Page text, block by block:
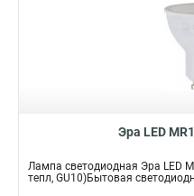
Эра LED
Лампа светодиодная Эра LED
тепл, GU10)Бытовая